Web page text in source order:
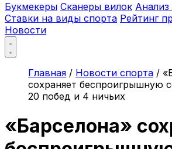
Букмекеры Сканеры вилок
Ставки на виды спорта Рейтинг
Новости
Главная / Новости спорта /
сохраняет беспроигрышную
20 побед и 4 ничьих
«Барселона»